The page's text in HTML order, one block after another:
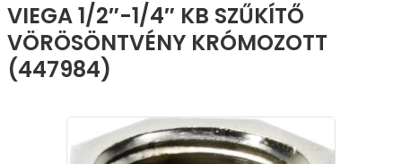
VIEGA 1/2″-1/4″ KB SZŰKÍTŐ
VÖRÖSÖNTVÉNY KRÓMOZOTT
(447984)